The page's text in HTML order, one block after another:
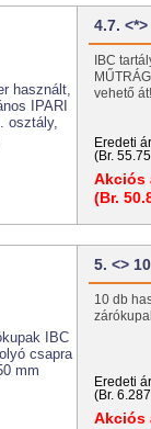
4.7.
IBC
vehető
Eredeti
(Br.
Akciós
(Br.
5. <>
10 db
Eredeti
(Br.
Akciós